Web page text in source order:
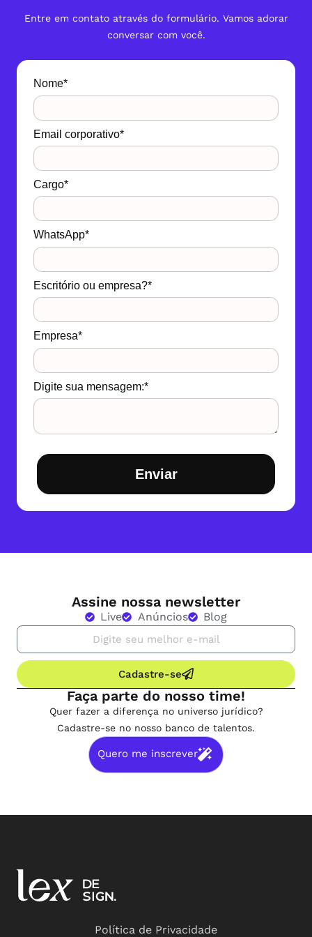
Entre em contato através do formulário. Vamos adorar
conversar com você.
Nome*
Email corporativo*
Cargo*
WhatsApp*
Escritório ou empresa?*
Empresa*
Digite sua mensagem:*
Enviar
Assine nossa newsletter
Live Anúncios Blog
Cadastre-se
Faça parte do nosso time!
Quer fazer a diferença no universo jurídico?
Cadastre-se no nosso banco de talentos.
Quero me inscrever
Política de Privacidade